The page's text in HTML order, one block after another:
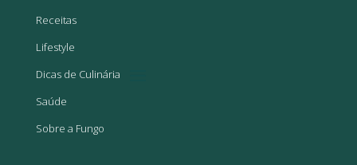
Receitas
Lifestyle
Dicas de Culinária
Saúde
Sobre a Fungo